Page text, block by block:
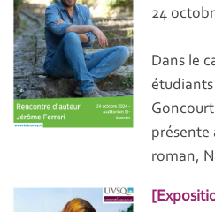
24
Dans le
présente
roman,